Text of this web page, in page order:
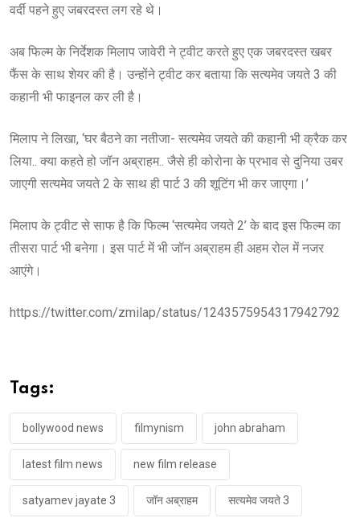
वर्दी पहने हुए जबरदस्त लग रहे थे।
अब फिल्म के निर्देशक मिलाप जावेरी ने ट्वीट करते हुए एक जबरदस्त खबर
फैंस के साथ शेयर ‍की है। उन्होंने ट्वीट कर बताया कि सत्यमेव जयते 3 की
कहानी भी फाइनल कर ली है।
मिलाप ने लिखा, ‘घर बैठने का नतीजा- सत्यमेव जयते की कहानी भी क्रैक कर
लिया.. क्या कहते हो जॉन अब्राहम.. जैसे ही कोरोना के प्रभाव से दुनिया उबर
जाएगी सत्यमेव जयते 2 के साथ ही पार्ट 3 की शूटिंग भी कर जाएगा।’
मिलाप के ट्वीट से साफ है कि फिल्म ‘सत्यमेव जयते 2’ के बाद इस फिल्म का
तीसरा पार्ट भी बनेगा। इस पार्ट में भी जॉन अब्राहम ही अहम रोल में नजर
आएंगे।
https://twitter.com/zmilap/status/1243575954317942792
Tags:
bollywood news filmynism john abraham
latest film news new film release
satyamev jayate 3 जॉन अब्राहम सत्यमेव जयते 3